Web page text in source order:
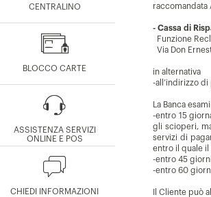
CENTRALINO
BLOCCO CARTE
ASSISTENZA SERVIZI
ONLINE E POS
CHIEDI INFORMAZIONI
raccomandata
- Cassa di
Funzione
Via Don
in alternativa
-all’indirizzo
La Banca
-entro 15
gli scioperi,
servizi di
entro il quale
-entro 45
-entro 60
Il Cliente può